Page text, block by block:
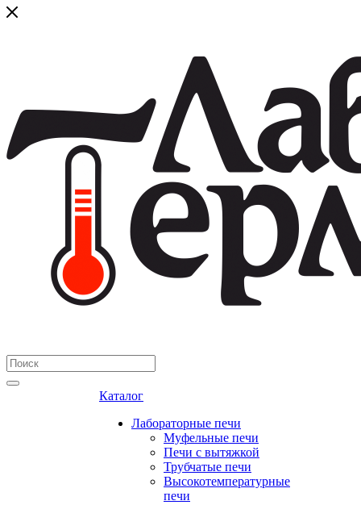
Каталог
Лабораторные печи
Муфельные печи
Печи с вытяжкой
Трубчатые печи
Высокотемпературные
печи